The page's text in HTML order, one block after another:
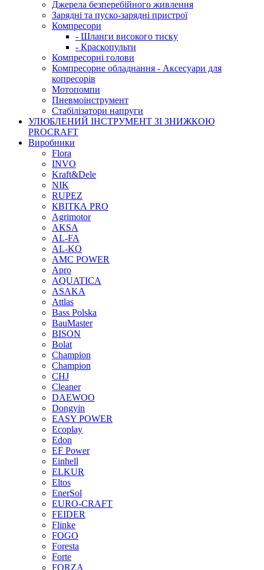
Джерела безперебійного живлення
Зарядні та пуско-зарядні пристрої
Компресори
- Шланги високого тиску
- Краскопульти
Компресорні голови
Компресорне обладнання - Аксесуари для
копресорів
Мотопомпи
Пневмоінструмент
Стабілізатори напруги
УЛЮБЛЕНИЙ ІНСТРУМЕНТ ЗІ ЗНИЖКОЮ
PROCRAFT
Виробники
Flora
INVO
Kraft&Dele
NIK
RUPEZ
КВІТКА PRO
Agrimotor
AKSA
AL-FA
AL-KO
AMC POWER
Apro
AQUATICA
ASAKA
Attlas
Bass Polska
BauMaster
BISON
Bolat
Champion
Champion
CHJ
Cleaner
DAEWOO
Dongyin
EASY POWER
Ecoplay
Edon
EF Power
Einhell
ELKUR
Eltos
EnerSol
EURO-CRAFT
FEIDER
Flinke
FOGO
Foresta
Forte
FORZA